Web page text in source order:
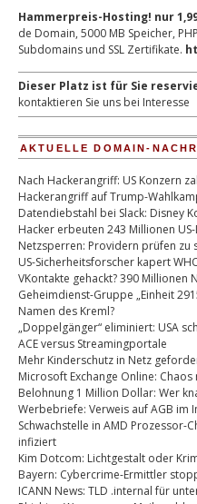
Hammerpreis-Hosting! nur
de Domain, 5000 MB Speicher,
Subdomains und SSL Zertifikate.
Dieser Platz ist für Sie
kontaktieren Sie uns bei Interesse
AKTUELLE DOMAIN-
Nach Hackerangriff: US Konzern
Hackerangriff auf Trump-
Datendiebstahl bei Slack: Disney
Hacker erbeuten 243 Millionen
Netzsperren: Providern prüfen zu
US-Sicherheitsforscher kapert
VKontakte gehackt? 390
Geheimdienst-Gruppe „Einheit
Namen des Kreml?
„Doppelgänger“ eliminiert: USA
ACE versus Streamingportale
Mehr Kinderschutz in Netz
Microsoft Exchange Online:
Belohnung 1 Million Dollar: Wer
Werbebriefe: Verweis auf AGB im
Schwachstelle in AMD Prozessor-
infiziert
Kim Dotcom: Lichtgestalt oder
Bayern: Cybercrime-Ermittler
ICANN News: TLD .internal für